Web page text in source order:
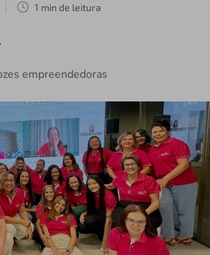
1 min de leitura
empreendedoras